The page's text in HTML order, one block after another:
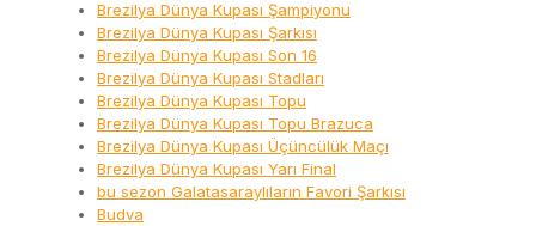
Brezilya Dünya Kupası Şampiyonu
Brezilya Dünya Kupası Şarkısı
Brezilya Dünya Kupası Son 16
Brezilya Dünya Kupası Stadları
Brezilya Dünya Kupası Topu
Brezilya Dünya Kupası Topu Brazuca
Brezilya Dünya Kupası Üçüncülük Maçı
Brezilya Dünya Kupası Yarı Final
bu sezon Galatasaraylıların Favori Şarkısı
Budva